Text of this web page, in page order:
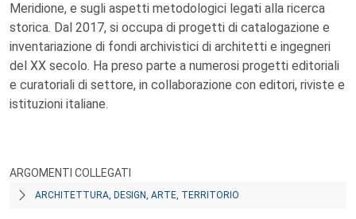
Meridione, e sugli aspetti metodologici legati alla ricerca
storica. Dal 2017, si occupa di progetti di catalogazione e
inventariazione di fondi archivistici di architetti e ingegneri
del XX secolo. Ha preso parte a numerosi progetti editoriali
e curatoriali di settore, in collaborazione con editori, riviste e
istituzioni italiane.
ARGOMENTI COLLEGATI
ARCHITETTURA, DESIGN, ARTE, TERRITORIO